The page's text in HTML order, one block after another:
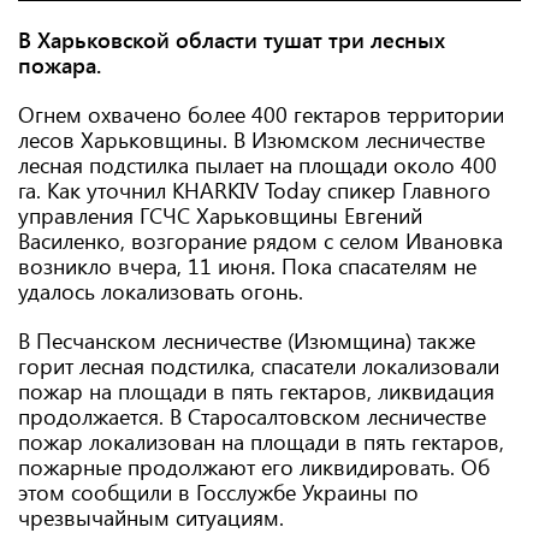
В Харьковской области тушат три лесных
пожара.
Огнем охвачено более 400 гектаров территории
лесов Харьковщины. В Изюмском лесничестве
лесная подстилка пылает на площади около 400
га. Как уточнил KHARKIV Today спикер Главного
управления ГСЧС Харьковщины Евгений
Василенко, возгорание рядом с селом Ивановка
возникло вчера, 11 июня. Пока спасателям не
удалось локализовать огонь.
В Песчанском лесничестве (Изюмщина) также
горит лесная подстилка, спасатели локализовали
пожар на площади в пять гектаров, ликвидация
продолжается. В Старосалтовском лесничестве
пожар локализован на площади в пять гектаров,
пожарные продолжают его ликвидировать. Об
этом сообщили в Госслужбе Украины по
чрезвычайным ситуациям.